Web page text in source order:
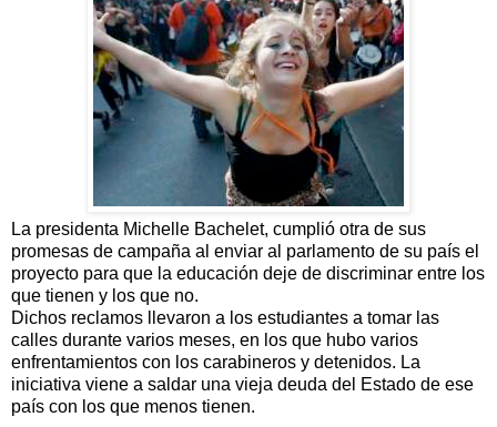
La presidenta Michelle Bachelet, cumplió otra de sus
promesas de campaña al enviar al parlamento de su país el
proyecto para que la educación deje de discriminar entre los
que tienen y los que no.
Dichos reclamos llevaron a los estudiantes a tomar las
calles durante varios meses, en los que hubo varios
enfrentamientos con los carabineros y detenidos. La
iniciativa viene a saldar una vieja deuda del Estado de ese
país con los que menos tienen.